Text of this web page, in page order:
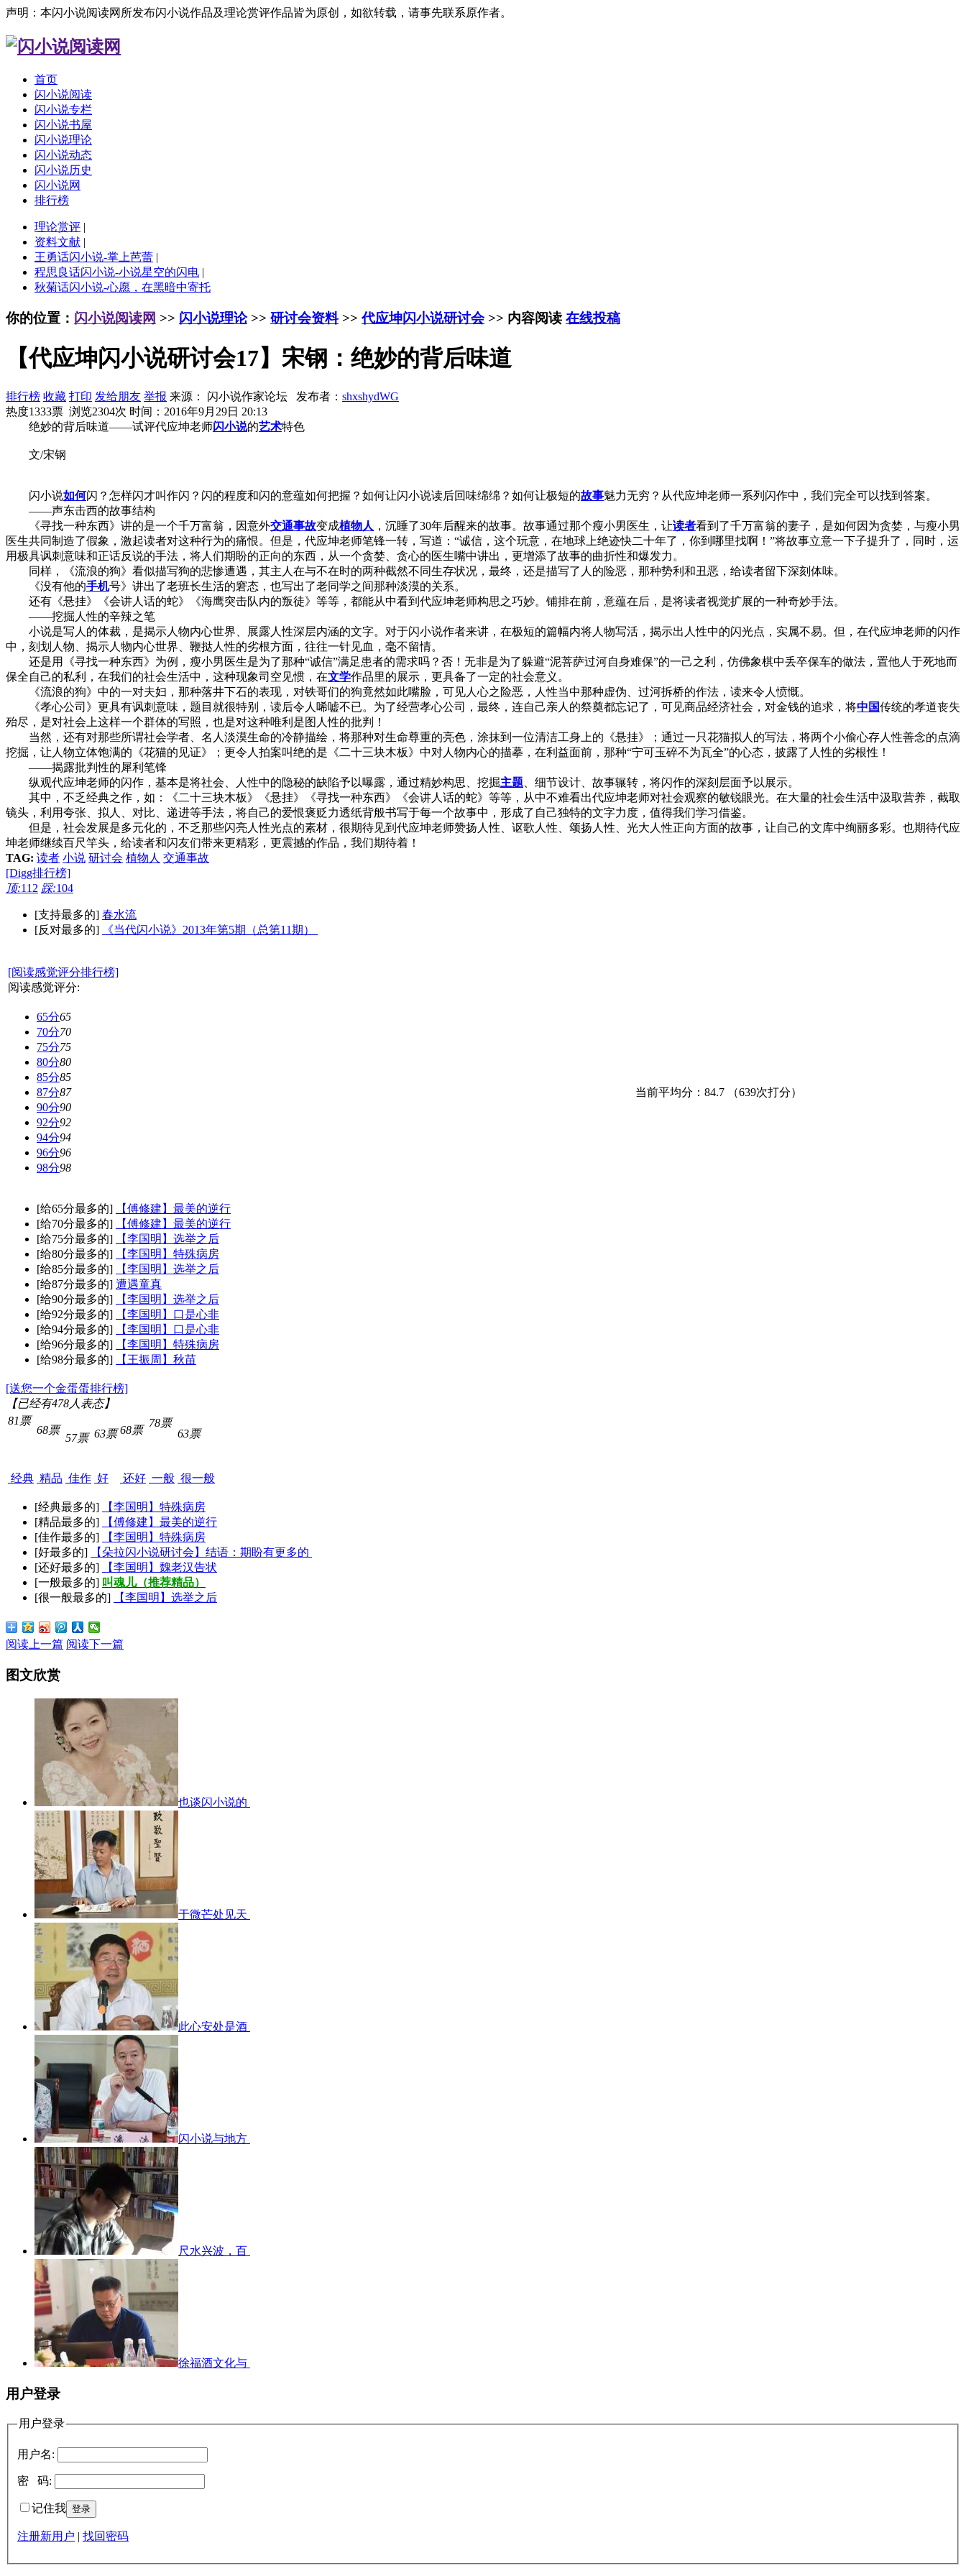
声明：本闪小说阅读网所发布闪小说作品及理论赏评作品皆为原创，如欲转载，请事先联系原作者。
首页
闪小说阅读
闪小说专栏
闪小说书屋
闪小说理论
闪小说动态
闪小说历史
闪小说网
排行榜
理论赏评 |
资料文献 |
王勇话闪小说-掌上芭蕾 |
程思良话闪小说-小说星空的闪电 |
秋菊话闪小说-心愿，在黑暗中寄托
你的位置： 闪小说阅读网 >> 闪小说理论>> 研讨会资料>>代应坤闪小说研讨会>> 内容阅读 在线投稿
【代应坤闪小说研讨会17】宋钢：绝妙的背后味道
排行榜 收藏 打印 发给朋友 举报 来源： 闪小说作家论坛 发布者： shxshydWG
热度1333票 浏览2304次 时间：2016年9月29日 20:13
绝妙的背后味道——试评代应坤老师闪小说的艺术特色
文/宋钢
闪小说如何闪？怎样闪才叫作闪？闪的程度和闪的意蕴如何把握？如何让闪小说读后回味绵绵？如何让极短的故事魅力无穷？从代应坤老师一系列闪作中，我们完全可以找到答案。
——声东击西的故事结构
《寻找一种东西》讲的是一个千万富翁，因意外交通事故变成植物人 ，沉睡了30年后醒来的故事。故事通过那个瘦小男医生，让读者看到了千万富翁的妻子，是如何因为贪婪，与瘦小男
医生共同制造了假象，激起读者对这种行为的痛恨。但是，代应坤老师笔锋一转，写道：“诚信，这个玩意，在地球上绝迹快二十年了，你到哪里找啊！”将故事立意一下子提升了，同时，运
用极具讽刺意味和正话反说的手法，将人们期盼的正向的东西，从一个贪婪、贪心的医生嘴中讲出，更增添了故事的曲折性和爆发力。
同样，《流浪的狗》看似描写狗的悲惨遭遇，其主人在与不在时的两种截然不同生存状况，最终，还是描写了人的险恶，那种势利和丑恶，给读者留下深刻体味。
《没有他的手机号》讲出了老班长生活的窘态，也写出了老同学之间那种淡漠的关系。
还有《悬挂》《会讲人话的蛇》《海鹰突击队内的叛徒》等等，都能从中看到代应坤老师构思之巧妙。铺排在前，意蕴在后，是将读者视觉扩展的一种奇妙手法。
——挖掘人性的辛辣之笔
小说是写人的体裁，是揭示人物内心世界、展露人性深层内涵的文字。对于闪小说作者来讲，在极短的篇幅内将人物写活，揭示出人性中的闪光点，实属不易。但，在代应坤老师的闪作
中，刻划人物、揭示人物内心世界、鞭挞人性的劣根方面，往往一针见血，毫不留情。
还是用《寻找一种东西》为例，瘦小男医生是为了那种“诚信”满足患者的需求吗？否！无非是为了躲避“泥菩萨过河自身难保”的一己之利，仿佛象棋中丢卒保车的做法，置他人于死地而
保全自己的私利，在我们的社会生活中，这种现象司空见惯，在文学作品里的展示，更具备了一定的社会意义。
《流浪的狗》中的一对夫妇，那种落井下石的表现，对铁哥们的狗竟然如此嘴脸，可见人心之险恶，人性当中那种虚伪、过河拆桥的作法，读来令人愤慨。
《孝心公司》更具有讽刺意味，题目就很特别，读后令人唏嘘不已。为了经营孝心公司，最终，连自己亲人的祭奠都忘记了，可见商品经济社会，对金钱的追求，将中国传统的孝道丧失
殆尽，是对社会上这样一个群体的写照，也是对这种唯利是图人性的批判！
当然，还有对那些所谓社会学者、名人淡漠生命的冷静描绘，将那种对生命尊重的亮色，涂抹到一位清洁工身上的《悬挂》；通过一只花猫拟人的写法，将两个小偷心存人性善念的点滴
挖掘，让人物立体饱满的《花猫的见证》；更令人拍案叫绝的是《二十三块木板》中对人物内心的描摹，在利益面前，那种“宁可玉碎不为瓦全”的心态，披露了人性的劣根性！
——揭露批判性的犀利笔锋
纵观代应坤老师的闪作，基本是将社会、人性中的隐秘的缺陷予以曝露，通过精妙构思、挖掘主题、细节设计、故事辗转，将闪作的深刻层面予以展示。
其中，不乏经典之作，如：《二十三块木板》《悬挂》《寻找一种东西》《会讲人话的蛇》等等，从中不难看出代应坤老师对社会观察的敏锐眼光。在大量的社会生活中汲取营养，截取
镜头，利用夸张、拟人、对比、递进等手法，将自己的爱恨褒贬力透纸背般书写于每一个故事中，形成了自己独特的文字力度，值得我们学习借鉴。
但是，社会发展是多元化的，不乏那些闪亮人性光点的素材，很期待见到代应坤老师赞扬人性、讴歌人性、颂扬人性、光大人性正向方面的故事，让自己的文库中绚丽多彩。也期待代应
坤老师继续百尺竿头，给读者和闪友们带来更精彩，更震撼的作品，我们期待着！
TAG: 读者 小说 研讨会 植物人 交通事故
[Digg排行榜]
顶:112 踩:104
[支持最多的] 春水流
[反对最多的]
《当代闪小说》2013年第5期（总第11期）
[阅读感觉评分排行榜]
阅读感觉评分:
65分65
70分70
75分75
80分80
85分85
87分87
90分90
92分92
94分94
96分96
98分98
当前平均分： 84.7 （639次打分）
[给65分最多的]
【傅修建】最美的逆行
[给70分最多的]
【傅修建】最美的逆行
[给75分最多的]
【李国明】选举之后
[给80分最多的]
【李国明】特殊病房
[给85分最多的]
【李国明】选举之后
[给87分最多的] 遭遇童真
[给90分最多的]
【李国明】选举之后
[给92分最多的]
【李国明】口是心非
[给94分最多的]
【李国明】口是心非
[给96分最多的]
【李国明】特殊病房
[给98分最多的]
【王振周】秋苗
[送您一个金蛋蛋排行榜]
【已经有478人表态】
81票
经典
68票
精品
57票
佳作
63票
好
68票
还好
78票
一般
63票
很一般
[经典最多的]
【李国明】特殊病房
[精品最多的]
【傅修建】最美的逆行
[佳作最多的]
【李国明】特殊病房
[好最多的]
【朵拉闪小说研讨会】结语：期盼有更多的
[还好最多的]
【李国明】魏老汉告状
[一般最多的] 叫魂儿（推荐精品）
[很一般最多的]
【李国明】选举之后
阅读上一篇 阅读下一篇
图文欣赏
也谈闪小说的
于微芒处见天
此心安处是酒
闪小说与地方
尺水兴波，百
徐福酒文化与
用户登录
用户登录
用户名:
密 码:
记住我
注册新用户 | 找回密码